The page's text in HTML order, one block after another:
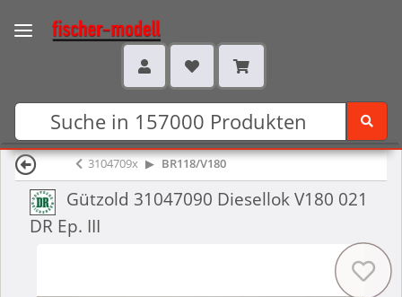
3104709x BR118/V180
Gützold 31047090 Diesellok V180 021
DR Ep. III